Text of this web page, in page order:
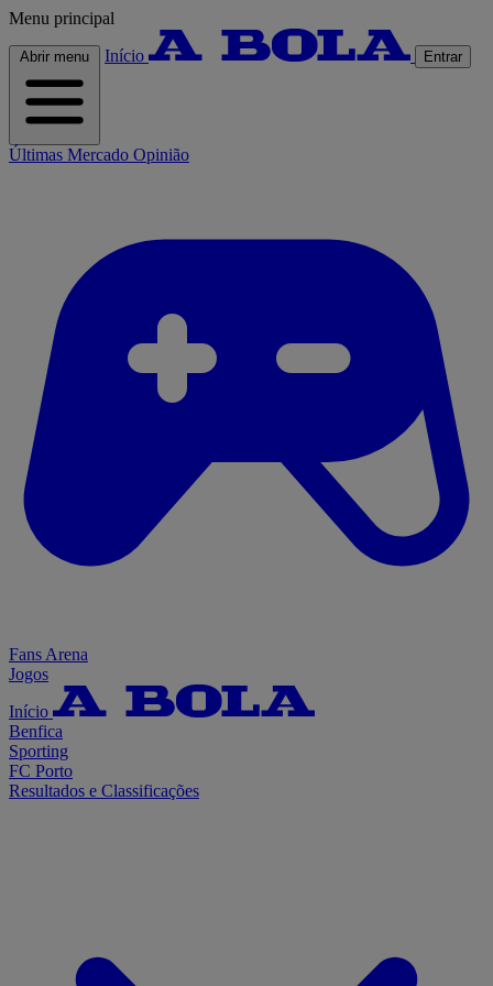
Menu principal
Abrir menu Início Entrar
Últimas Mercado Opinião
Fans Arena
Jogos
Início
Benfica
Sporting
FC Porto
Resultados e Classificações